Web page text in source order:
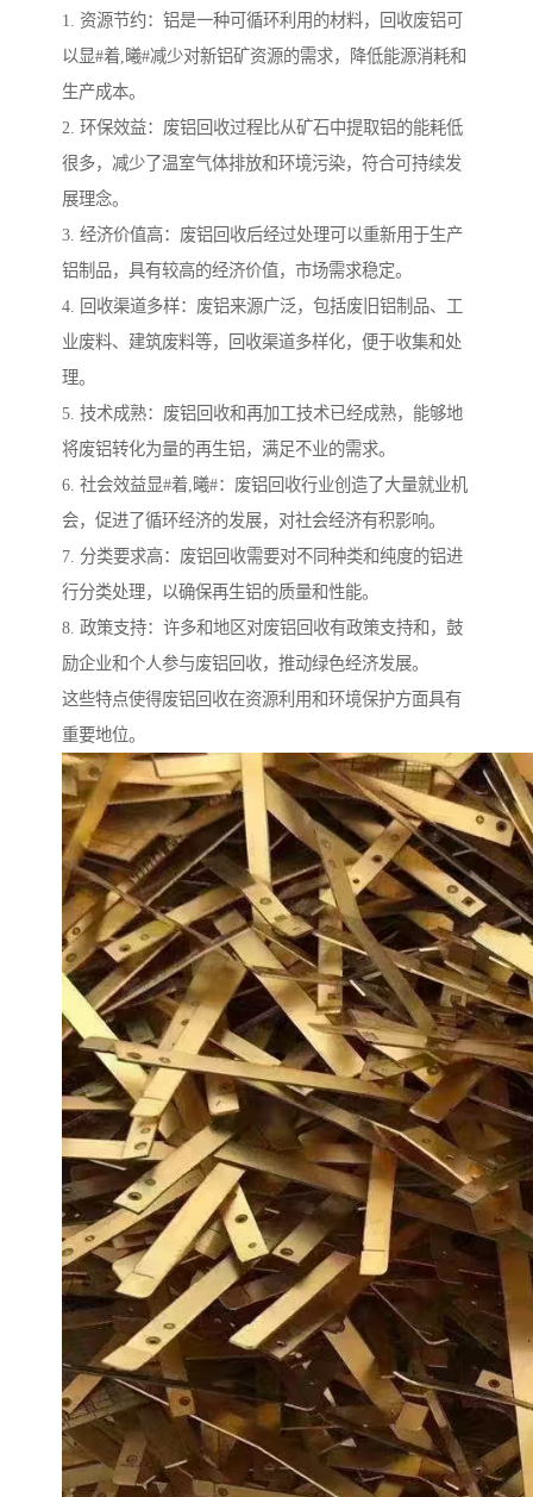
1. 资源节约：铝是一种可循环利用的材料，回收废铝可
以显#着,曦#减少对新铝矿资源的需求，降低能源消耗和
生产成本。
2. 环保效益：废铝回收过程比从矿石中提取铝的能耗低
很多，减少了温室气体排放和环境污染，符合可持续发
展理念。
3. 经济价值高：废铝回收后经过处理可以重新用于生产
铝制品，具有较高的经济价值，市场需求稳定。
4. 回收渠道多样：废铝来源广泛，包括废旧铝制品、工
业废料、建筑废料等，回收渠道多样化，便于收集和处
理。
5. 技术成熟：废铝回收和再加工技术已经成熟，能够地
将废铝转化为量的再生铝，满足不业的需求。
6. 社会效益显#着,曦#：废铝回收行业创造了大量就业机
会，促进了循环经济的发展，对社会经济有积影响。
7. 分类要求高：废铝回收需要对不同种类和纯度的铝进
行分类处理，以确保再生铝的质量和性能。
8. 政策支持：许多和地区对废铝回收有政策支持和，鼓
励企业和个人参与废铝回收，推动绿色经济发展。
这些特点使得废铝回收在资源利用和环境保护方面具有
重要地位。